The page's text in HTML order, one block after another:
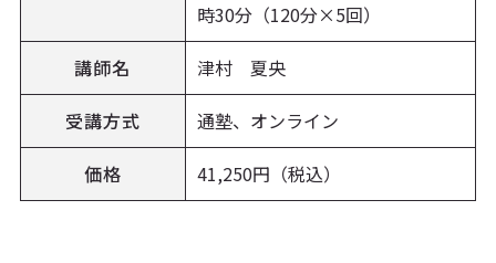
時30分（120分×5回）
講師名
津村 夏央
受講方式
通塾、オンライン
価格
41,250円（税込）